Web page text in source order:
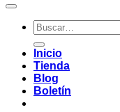
Buscar
por:
Inicio
Tienda
Blog
Boletín